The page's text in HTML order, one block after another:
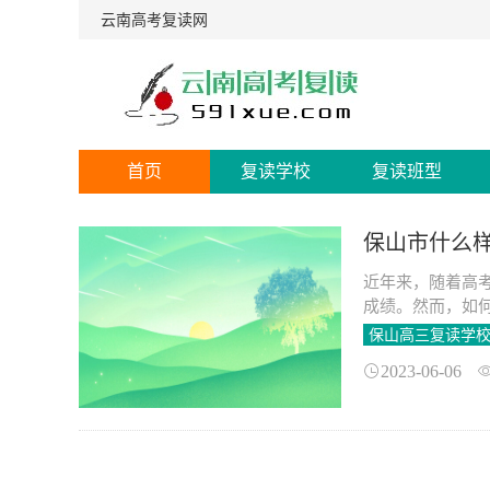
云南高考复读网
首页 复读学校 复读班型
保山市什么
近年来，随着高
成绩。然而，如
山市，好的复读
保山高三复读学校
2023-06-06